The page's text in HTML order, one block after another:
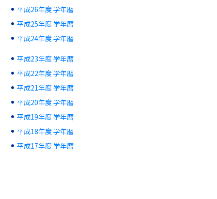
平成26年度 学年暦
平成25年度 学年暦
平成24年度 学年暦
平成23年度 学年暦
平成22年度 学年暦
平成21年度 学年暦
平成20年度 学年暦
平成19年度 学年暦
平成18年度 学年暦
平成17年度 学年暦